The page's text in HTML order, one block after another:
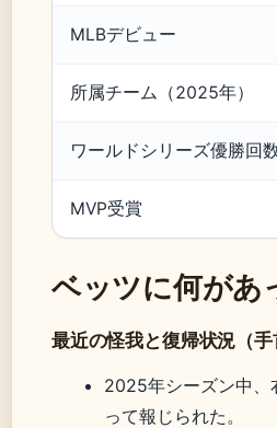
MLBデビュー
所属チーム（2025年）
ワールドシリーズ優勝回
MVP受賞
ベッツに何があ
最近の怪我と復帰状況（手
2025年シーズン中、
って報じられた。